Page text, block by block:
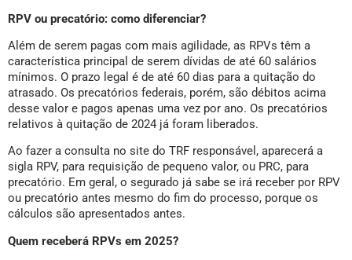
RPV ou precatório: como diferenciar?
Além de serem pagas com mais agilidade, as RPVs têm a
característica principal de serem dívidas de até 60 salários
mínimos. O prazo legal é de até 60 dias para a quitação do
atrasado. Os precatórios federais, porém, são débitos acima
desse valor e pagos apenas uma vez por ano. Os precatórios
relativos à quitação de 2024 já foram liberados.
Ao fazer a consulta no site do TRF responsável, aparecerá a
sigla RPV, para requisição de pequeno valor, ou PRC, para
precatório. Em geral, o segurado já sabe se irá receber por RPV
ou precatório antes mesmo do fim do processo, porque os
cálculos são apresentados antes.
Quem receberá RPVs em 2025?